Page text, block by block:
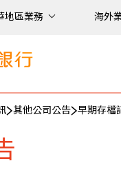
地區業務 海外
其他公司公告 早期存檔